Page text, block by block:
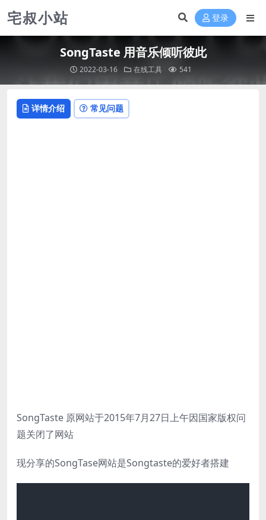
宅叔小站 登录
SongTaste 用音乐倾听彼此
2022-03-16 在线工具 541
详情介绍 常见问题
SongTaste 原网站于2015年7月27日上午因国家版权问
题关闭了网站
现分享的SongTase网站是Songtaste的爱好者搭建